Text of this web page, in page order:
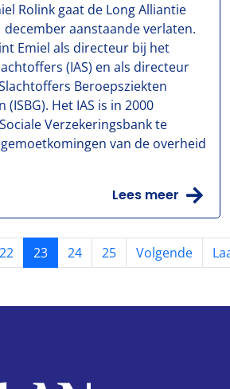
Rolink gaat de Long Alliantie
aanstaande verlaten.
Emiel als directeur bij het
(IAS) en als directeur
Beroepsziekten
Het IAS is in 2000
Verzekeringsbank te
van de overheid
Lees meer
22 23 24 25 Volgende